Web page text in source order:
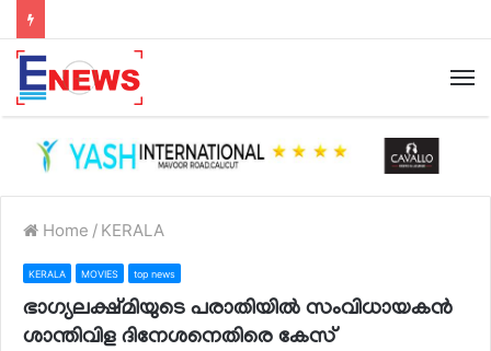
Home / KERALA
KERALA MOVIES top news
ഭാഗ്യലക്ഷ്മിയുടെ പരാതിയില്‍ സംവിധായകന്‍
ശാന്തിവിള ദിനേശനെതിരെ കേസ്